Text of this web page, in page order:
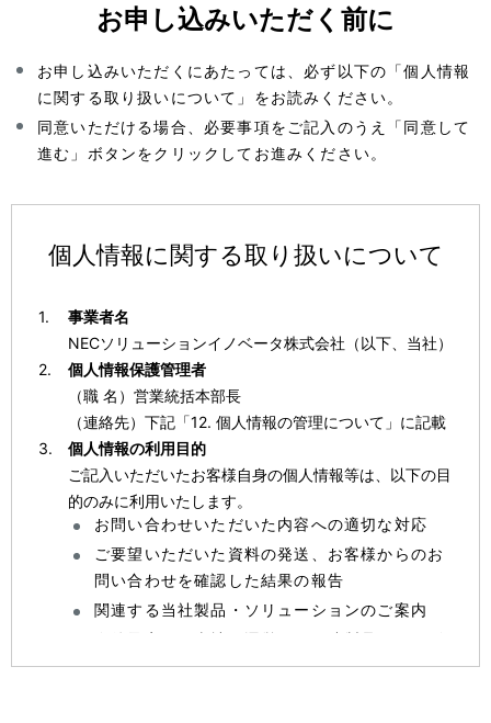
お申し込みいただく前に
お申し込みいただくにあたっては、必ず以下の「個人情報
に関する取り扱いについて」をお読みください。
同意いただける場合、必要事項をご記入のうえ「同意して
進む」ボタンをクリックしてお進みください。
個人情報に関する取り扱いについて
事業者名
NECソリューションイノベータ株式会社（以下、当社）
個人情報保護管理者
（職 名）営業統括本部長
（連絡先）下記「12. 個人情報の管理について」に記載
個人情報の利用目的
ご記入いただいたお客様自身の個人情報等は、以下の目
的のみに利用いたします。
お問い合わせいただいた内容への適切な対応
ご要望いただいた資料の発送、お客様からのお
問い合わせを確認した結果の報告
関連する当社製品・ソリューションのご案内
今後予定する当社が運営する関連製品・サービ
スのイベントやセミナーへのご案内